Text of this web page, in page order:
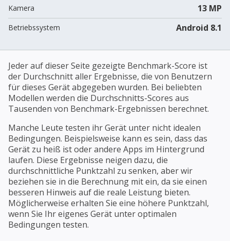
Kamera 13 MP
Betriebssystem Android 8.1
Jeder auf dieser Seite gezeigte Benchmark-Score ist
der Durchschnitt aller Ergebnisse, die von Benutzern
für dieses Gerät abgegeben wurden. Bei beliebten
Modellen werden die Durchschnitts-Scores aus
Tausenden von Benchmark-Ergebnissen berechnet.
Manche Leute testen ihr Gerät unter nicht idealen
Bedingungen. Beispielsweise kann es sein, dass das
Gerät zu heiß ist oder andere Apps im Hintergrund
laufen. Diese Ergebnisse neigen dazu, die
durchschnittliche Punktzahl zu senken, aber wir
beziehen sie in die Berechnung mit ein, da sie einen
besseren Hinweis auf die reale Leistung bieten.
Möglicherweise erhalten Sie eine höhere Punktzahl,
wenn Sie Ihr eigenes Gerät unter optimalen
Bedingungen testen.